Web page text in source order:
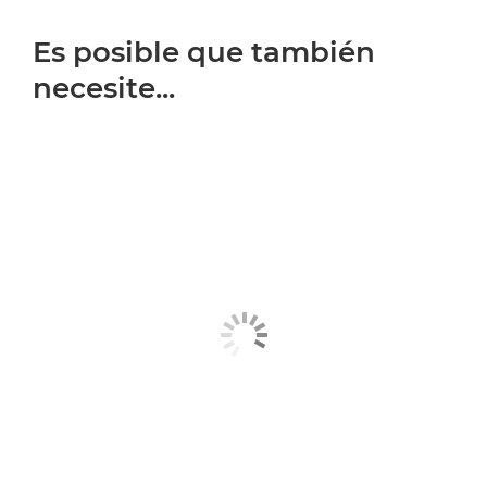
Es posible que también
necesite...